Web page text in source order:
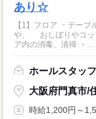
あり☆
【1】フロア ・テー
や、 おしぼりやコッ
ア内の消毒、清掃 ・...
ホールスタッフ
大阪府門真市/
時給1,200円～